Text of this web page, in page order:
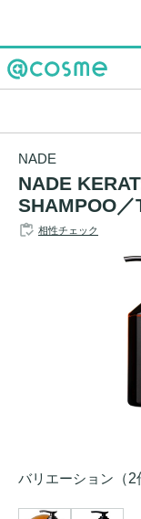
NADE
NADE
SHAMPOO
相性チェック
バリエーション （2